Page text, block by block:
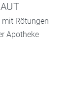
Rötungen
Apotheke